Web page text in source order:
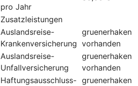
pro Jahr
Zusatzleistungen
Auslandsreise-
Krankenversicherung
gruenerhaken
vorhanden
Auslandsreise-
Unfallversicherung
gruenerhaken
vorhanden
Haftungsausschluss- gruenerhaken